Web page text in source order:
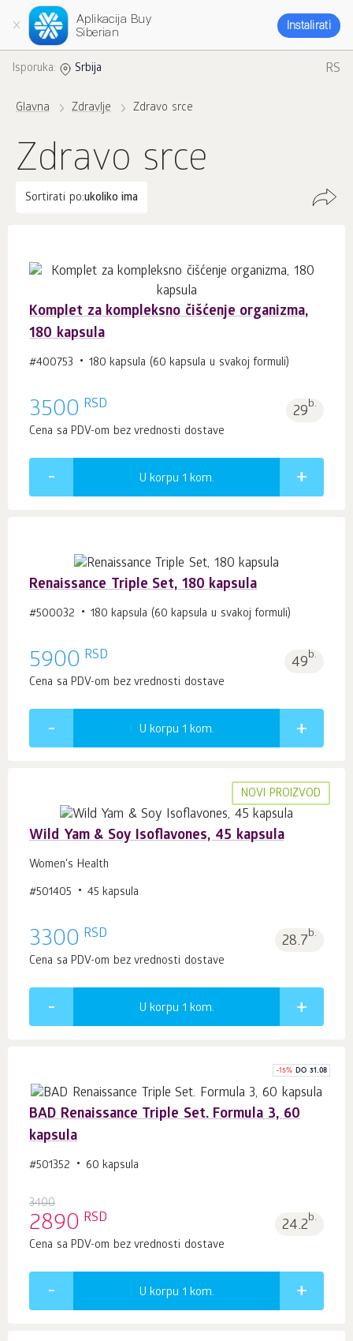
Aplikacija Buy
Siberian
Instalirati
Isporuka: Srbija RS
Glavna Zdravlje Zdravo srce
Zdravo srce
Sortirati po:ukoliko ima
Komplet za kompleksno čišćenje organizma,
180 kapsula
#400753 180 kapsula (60 kapsula u svakoj formuli)
3500 RSD 29b.
Cena sa PDV-om bez vrednosti dostave
U korpu 1 kom.
Renaissance Triple Set, 180 kapsula
#500032 180 kapsula (60 kapsula u svakoj formuli)
5900 RSD 49b.
Cena sa PDV-om bez vrednosti dostave
U korpu 1 kom.
NOVI PROIZVOD
Wild Yam & Soy Isoflavones, 45 kapsula
Women's Health
#501405 45 kapsula
3300 RSD 28.7b.
Cena sa PDV-om bez vrednosti dostave
U korpu 1 kom.
-15% DO 31.08
BAD Renaissance Triple Set. Formula 3, 60
kapsula
#501352 60 kapsula
3400
2890 RSD 24.2b.
Cena sa PDV-om bez vrednosti dostave
U korpu 1 kom.